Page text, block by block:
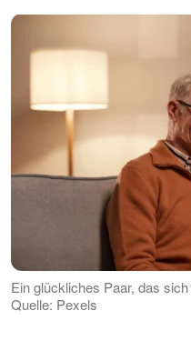
Ein glückliches Paar, das
Quelle: Pexels